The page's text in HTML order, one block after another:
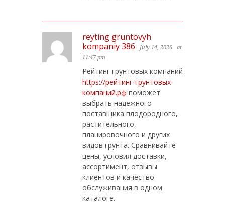
reyting gruntovyh
kompaniy 386
July 14, 2026
at
11:47 pm
Рейтинг грунтовых компаний
https://рейтинг-грунтовых-
компаний.рф поможет
выбрать надежного
поставщика плодородного,
растительного,
планировочного и других
видов грунта. Сравнивайте
цены, условия доставки,
ассортимент, отзывы
клиентов и качество
обслуживания в одном
каталоге.